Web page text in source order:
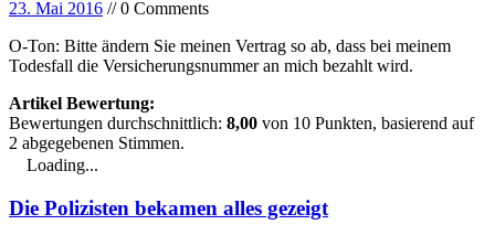
23. Mai 2016 // 0 Comments
O-Ton: Bitte ändern Sie meinen Vertrag so ab, dass bei meinem
Todesfall die Versicherungsnummer an mich bezahlt wird.
Artikel Bewertung:
Bewertungen durchschnittlich: 8,00 von 10 Punkten, basierend auf
2 abgegebenen Stimmen.
Loading...
Die Polizisten bekamen alles gezeigt